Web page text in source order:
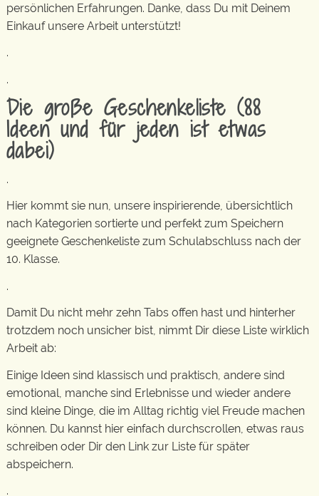
persönlichen Erfahrungen. Danke, dass Du mit Deinem
Einkauf unsere Arbeit unterstützt!
.
.
Die große Geschenkeliste (88
Ideen und für jeden ist etwas
dabei)
.
Hier kommt sie nun, unsere inspirierende, übersichtlich
nach Kategorien sortierte und perfekt zum Speichern
geeignete Geschenkeliste zum Schulabschluss nach der
10. Klasse.
.
Damit Du nicht mehr zehn Tabs offen hast und hinterher
trotzdem noch unsicher bist, nimmt Dir diese Liste wirklich
Arbeit ab:
Einige Ideen sind klassisch und praktisch, andere sind
emotional, manche sind Erlebnisse und wieder andere
sind kleine Dinge, die im Alltag richtig viel Freude machen
können. Du kannst hier einfach durchscrollen, etwas raus
schreiben oder Dir den Link zur Liste für später
abspeichern.
.